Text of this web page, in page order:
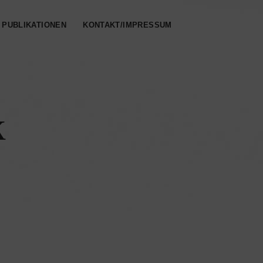
PUBLIKATIONEN KONTAKT/IMPRESSUM